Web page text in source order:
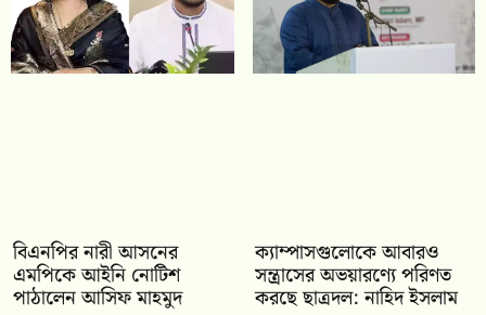
বিএনপির নারী আসনের
এমপিকে আইনি নোটিশ
পাঠালেন আসিফ মাহমুদ
ক্যাম্পাসগুলোকে আবারও
সন্ত্রাসের অভয়ারণ্যে পরিণত
করছে ছাত্রদল: নাহিদ ইসলাম